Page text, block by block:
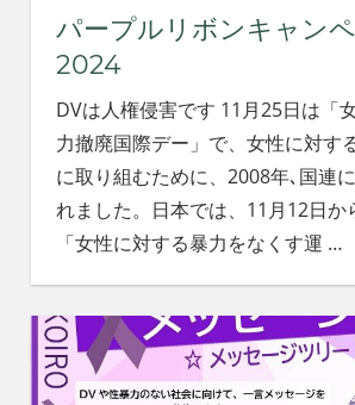
パープルリボンキャン
2024
DVは人権侵害です 11月25日は「
力撤廃国際デー」で、女性に対す
に取り組むために、2008年､国連
れました。日本では、11月12日か
「女性に対する暴力をなくす運 …